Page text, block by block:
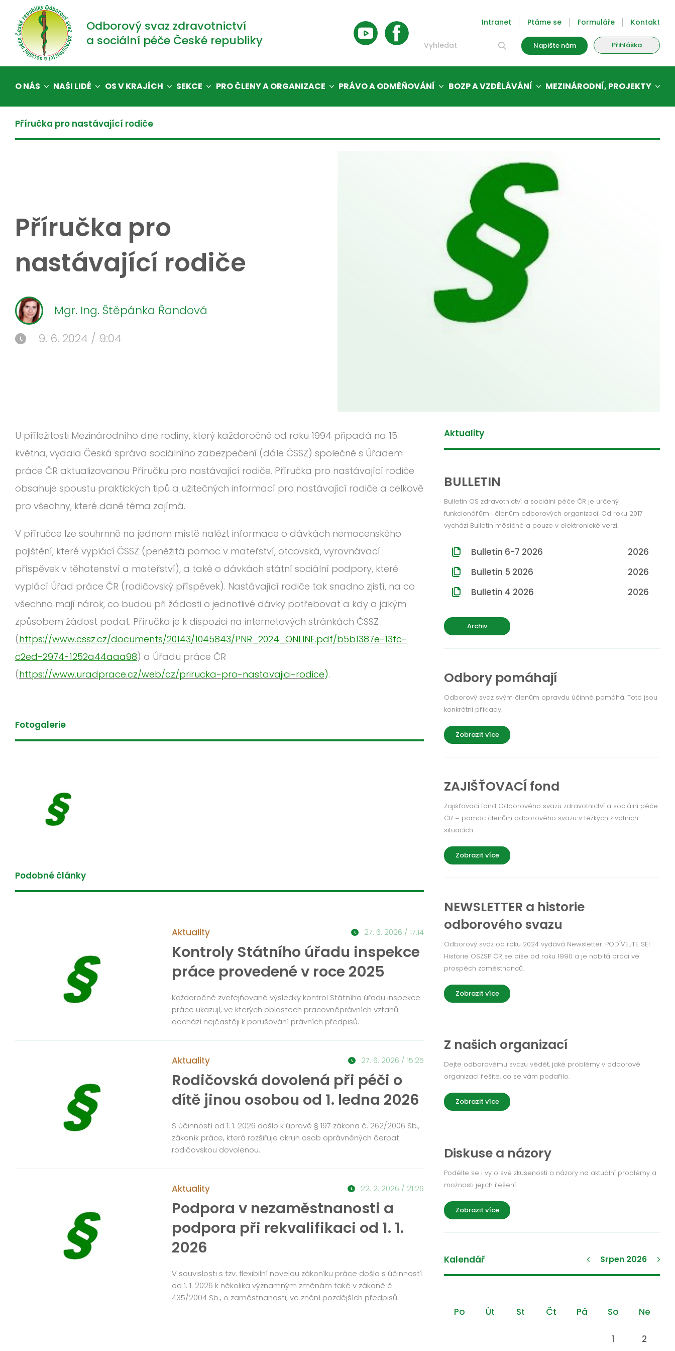
Příručka pro nastávající rodiče
Příručka pro
nastávající rodiče
Mgr. Ing. Štěpánka Řandová
9. 6. 2024 / 9:04
U příležitosti Mezinárodního dne rodiny, který každoročně od roku 1994 připadá na 15.
května, vydala Česká správa sociálního zabezpečení (dále ČSSZ) společně s Úřadem
práce ČR aktualizovanou Příručku pro nastávající rodiče. Příručka pro nastávající rodiče
obsahuje spoustu praktických tipů a užitečných informací pro nastávající rodiče a celkově
pro všechny, které dané téma zajímá.
V příručce lze souhrnně na jednom místě nalézt informace o dávkách nemocenského
pojištění, které vyplácí ČSSZ (peněžitá pomoc v mateřství, otcovská, vyrovnávací
příspěvek v těhotenství a mateřství), a také o dávkách státní sociální podpory, které
vyplácí Úřad práce ČR (rodičovský příspěvek). Nastávající rodiče tak snadno zjistí, na co
všechno mají nárok, co budou při žádosti o jednotlivé dávky potřebovat a kdy a jakým
způsobem žádost podat. Příručka je k dispozici na internetových stránkách ČSSZ
(https://www.cssz.cz/documents/20143/1045843/PNR_2024_ONLINE.pdf/b5b1387e-13fc-
c2ed-2974-1252a44aaa98) a Úřadu práce ČR
(https://www.uradprace.cz/web/cz/prirucka-pro-nastavajici-rodice).
Fotogalerie
Podobné články
Aktuality 27. 6. 2026 / 17:14
Kontroly Státního úřadu inspekce
práce provedené v roce 2025
Každoročně zveřejňované výsledky kontrol Státního úřadu inspekce
práce ukazují, ve kterých oblastech pracovněprávních vztahů
dochází nejčastěji k porušování právních předpisů.
Aktuality 27. 6. 2026 / 15:25
Rodičovská dovolená při péči o
dítě jinou osobou od 1. ledna 2026
S účinností od 1. 1. 2026 došlo k úpravě § 197 zákona č. 262/2006 Sb.,
zákoník práce, která rozšiřuje okruh osob oprávněných čerpat
rodičovskou dovolenou.
Aktuality 22. 2. 2026 / 21:26
Podpora v nezaměstnanosti a
podpora při rekvalifikaci od 1. 1.
2026
V souvislosti s tzv. flexibilní novelou zákoníku práce došlo s účinností
od 1. 1. 2026 k několika významným změnám také v zákoně č.
435/2004 Sb., o zaměstnanosti, ve znění pozdějších předpisů.
Aktuality
BULLETIN
Bulletin OS zdravotnictví a sociální péče ČR je určený
funkcionářům i členům odborových organizací. Od roku 2017
vychází Bulletin měsíčně a pouze v elektronické verzi.
Bulletin 6-7 2026
2026
Bulletin 5 2026
2026
Bulletin 4 2026
2026
Archiv
Odbory pomáhají
Odborový svaz svým členům opravdu účinně pomáhá. Toto jsou
konkrétní příklady.
Zobrazit více
ZAJIŠŤOVACÍ fond
Zajišťovací fond Odborového svazu zdravotnictví a sociální péče
ČR = pomoc členům odborového svazu v těžkých životních
situacích.
Zobrazit více
NEWSLETTER a historie
odborového svazu
Odborový svaz od roku 2024 vydává Newsletter. PODÍVEJTE SE!
Historie OSZSP ČR se píše od roku 1990 a je nabitá prací ve
prospěch zaměstnanců.
Zobrazit více
Z našich organizací
Dejte odborovému svazu vědět, jaké problémy v odborové
organizaci řešíte, co se vám podařilo.
Zobrazit více
Diskuse a názory
Podělte se i vy o své zkušenosti a názory na aktuální problémy a
možnosti jejich řešení.
Zobrazit více
Kalendář Srpen 2026
Po Út St Čt Pá So Ne
1 2
Odborový svaz zdravotnictví
a sociální péče České republiky
Intranet Ptáme se Formuláře Kontakt
Napište nám Přihláška
O NÁS NAŠI LIDÉ OS V KRAJÍCH SEKCE PRO ČLENY A ORGANIZACE PRÁVO A ODMĚŇOVÁNÍ BOZP A VZDĚLÁVÁNÍ MEZINÁRODNÍ, PROJEKTY